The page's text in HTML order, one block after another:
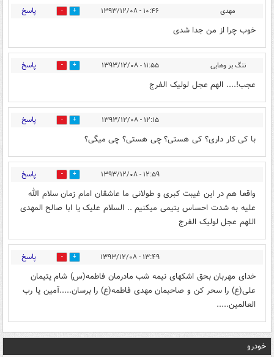
مهدی ۱۰:۴۶ - ۱۳۹۳/۱۲/۰۸ 1 پاسخ
خوب چرا از من جدا شدی
ننگ بر وهابی ۱۱:۵۵ - ۱۳۹۳/۱۲/۰۸ 0 پاسخ
عجب!.... الهم عجل لولیک الفرج
۱۲:۱۵ - ۱۳۹۳/۱۲/۰۸ 0 پاسخ
با کی کار داری؟ کی هستی؟ چی هستی؟ چی میگی؟
۱۲:۵۹ - ۱۳۹۳/۱۲/۰۸ 1 پاسخ
واقعا هم در این غیبت کبری و طولانی ما عاشقان امام زمان سلام الله
علیه به شدت احساس یتیمی میکنیم .. السلام علیک یا ابا صالح المهدی
اللهم عجل لولیک الفرج
۱۳:۴۹ - ۱۳۹۳/۱۲/۰۸ 1 پاسخ
خدای مهربان بحق اشکهای نیمه شب مادرمان فاطمه(س) شام یتیمان
علی(ع) را سحر کن و صاحبمان مهدی فاطمه(ع) را برسان.....آمین یا رب
العالمین.....
خودرو